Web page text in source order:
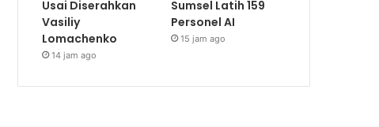
Usai Diserahkan
Vasiliy
Lomachenko
14 jam ago
Sumsel Latih 159
Personel AI
15 jam ago